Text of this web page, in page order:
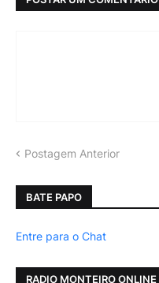
Postagem Anterior
BATE PAPO
Entre para o Chat
RADIO MONTEIRO ONLINE